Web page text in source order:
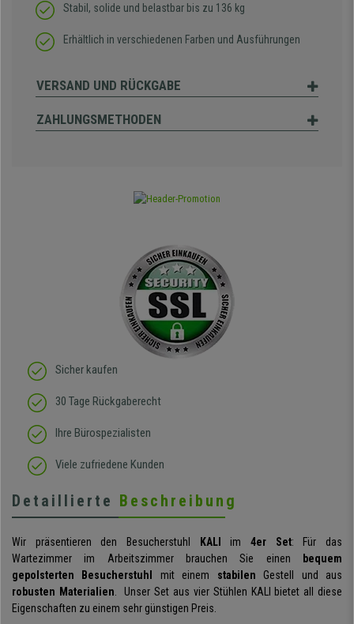
Stabil, solide und belastbar bis zu 136 kg
Erhältlich in verschiedenen Farben und Ausführungen
VERSAND UND RÜCKGABE
ZAHLUNGSMETHODEN
Sicher kaufen
30 Tage Rückgaberecht
Ihre Bürospezialisten
Viele zufriedene Kunden
Detaillierte Beschreibung
Wir präsentieren den Besucherstuhl KALI im4er Set: Für das
Wartezimmer im Arbeitszimmer brauchen Sie einen
bequem
gepolsterten Besucherstuhl
mit einem stabilen Gestell und aus
robusten Materialien. Unser Set aus vier Stühlen KALI bietet all diese
Eigenschaften zu einem sehr günstigen Preis.